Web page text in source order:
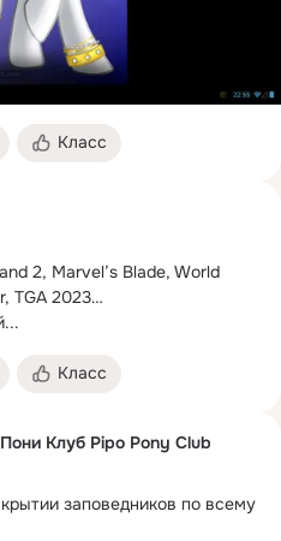
Класс
2, Marvel’s Blade, World
TGA 2023…
Класс
Клуб Pipo Pony Club
заповедников по всему